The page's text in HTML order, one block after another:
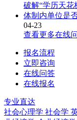
破解“学历天花
体制内单位是
04-23
查看更多在线
报名流程
立即咨询
在线问答
在线报名
专业直达
社会心理学 社会学